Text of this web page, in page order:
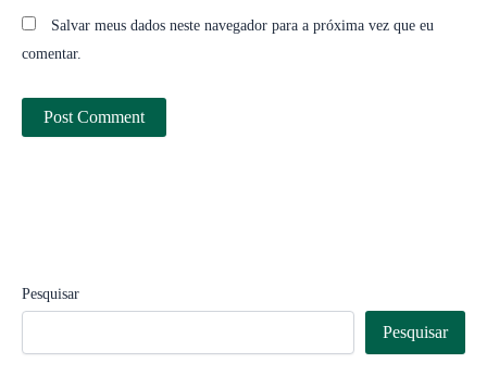
Salvar meus dados neste navegador para a próxima vez que eu
comentar.
Pesquisar
Pesquisar